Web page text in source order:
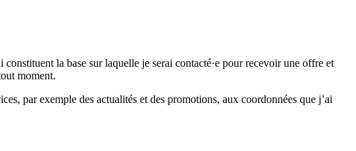
la base sur laquelle je serai contacté·e pour recevoir une offre et
moment.
par exemple des actualités et des promotions, aux coordonnées que j’ai